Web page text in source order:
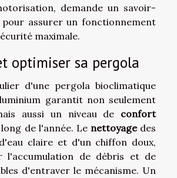
demande un savoir-
assurer un fonctionnement
maximale.
optimiser sa pergola
d'une pergola bioclimatique
garantit non seulement
aussi un niveau de confort
de l'année. Le nettoyagedes
claire et d'un chiffon doux,
l'accumulation de débris et de
d'entraver le mécanisme. Un